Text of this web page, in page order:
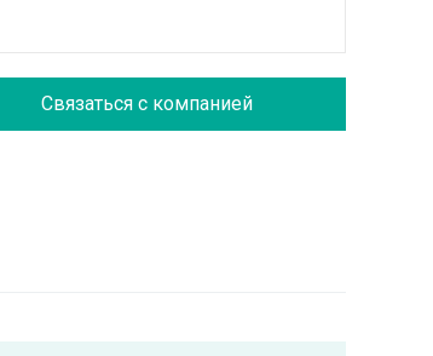
Связаться с компанией